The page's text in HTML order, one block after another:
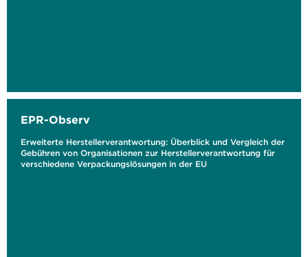
EPR-Observ
Erweiterte Herstellerverantwortung: Überblick und Vergleich der
Gebühren von Organisationen zur Herstellerverantwortung für
verschiedene Verpackungslösungen in der EU